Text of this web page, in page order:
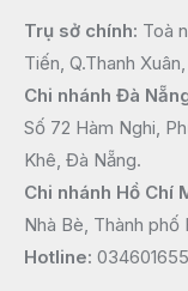
Trụ sở chính: Toà
Tiến, Q.Thanh
Chi nhánh Đà
Số 72 Hàm Nghi,
Khê, Đà Nẵng.
Chi nhánh Hồ Chí
Nhà Bè, Thành phố
Hotline: